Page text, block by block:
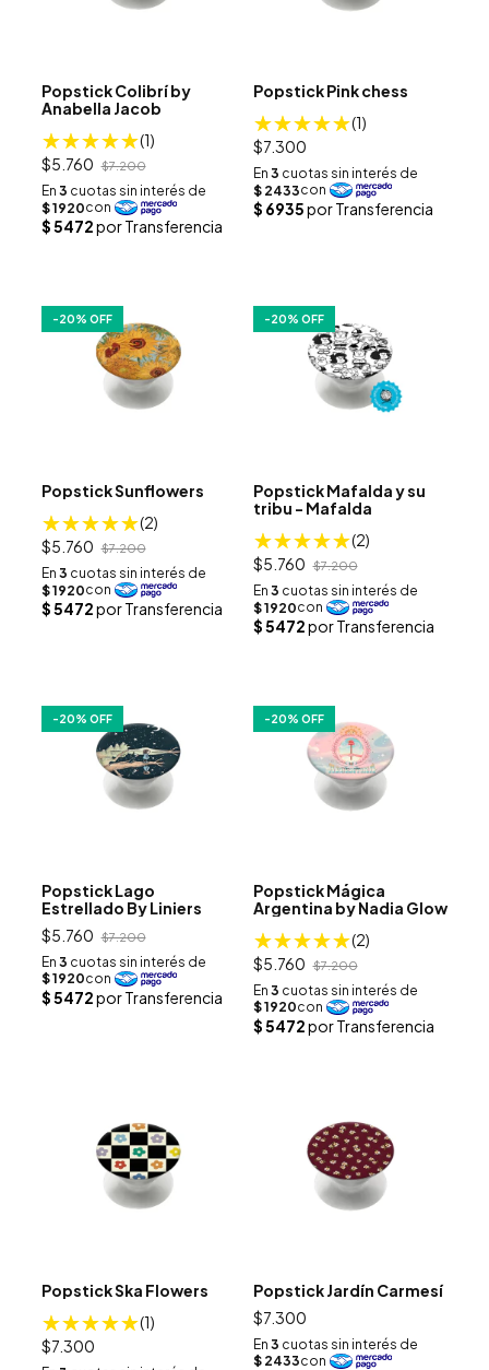
Popstick Colibrí­ by
Anabella Jacob
(1)
$5.760 $7.200
Popstick Pink chess
(1)
$7.300
-20% OFF
Popstick Sunflowers
(2)
$5.760 $7.200
-20% OFF
Popstick Mafalda y su
tribu - Mafalda
(2)
$5.760 $7.200
-20% OFF
Popstick Lago
Estrellado By Liniers
$5.760 $7.200
-20% OFF
Popstick Mágica
Argentina by Nadia Glow
(2)
$5.760 $7.200
Popstick Ska Flowers
(1)
$7.300
Popstick Jardín Carmesí
$7.300